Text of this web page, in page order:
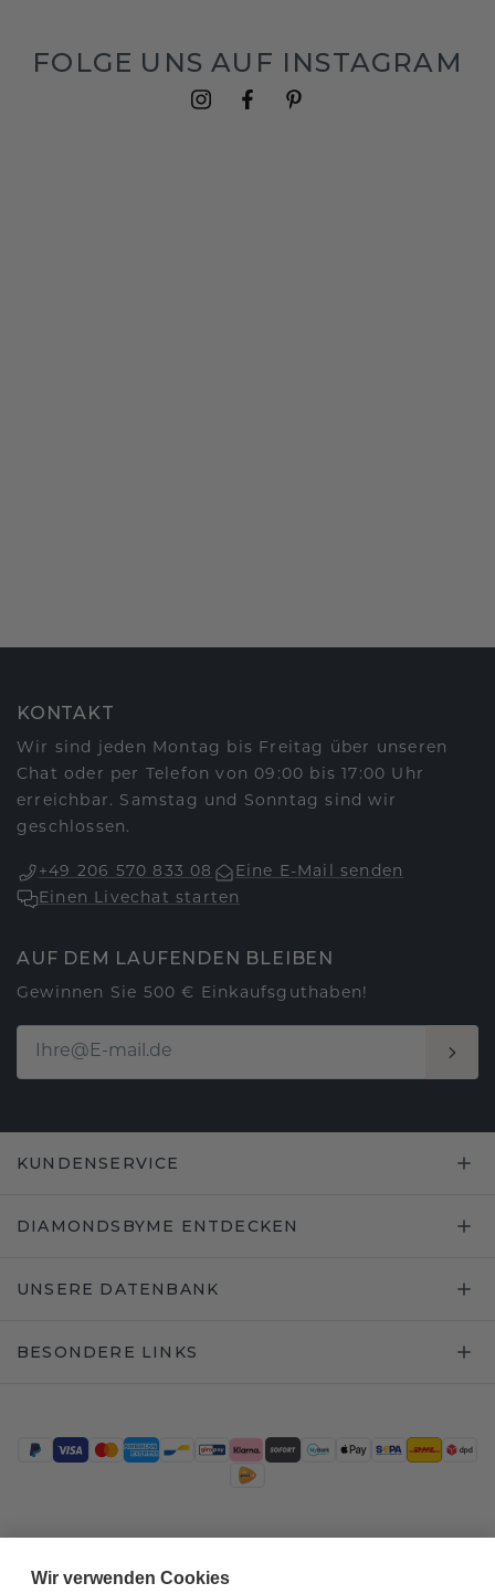
FOLGE UNS AUF INSTAGRAM
KONTAKT
Wir sind jeden Montag bis Freitag über unseren
Chat oder per Telefon von 09:00 bis 17:00 Uhr
erreichbar. Samstag und Sonntag sind wir
geschlossen.
+49 206 570 833 08
Eine E-Mail senden
Einen Livechat starten
AUF DEM LAUFENDEN BLEIBEN
Gewinnen Sie 500 € Einkaufsguthaben!
KUNDENSERVICE
DIAMONDSBYME ENTDECKEN
UNSERE DATENBANK
BESONDERE LINKS
Wir verwenden Cookies